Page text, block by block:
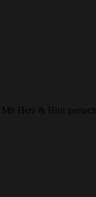
Mit Herz & Hirn